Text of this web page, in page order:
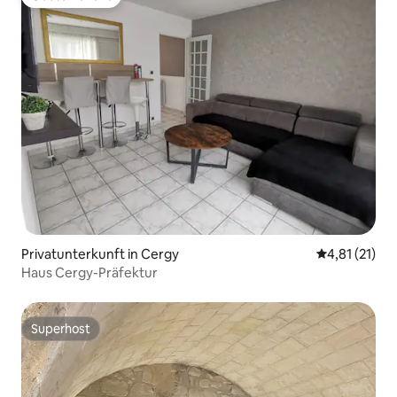
Privatunterkunft in Cergy
4,81 (21)
Haus Cergy-Präfektur
Superhost
Superhost